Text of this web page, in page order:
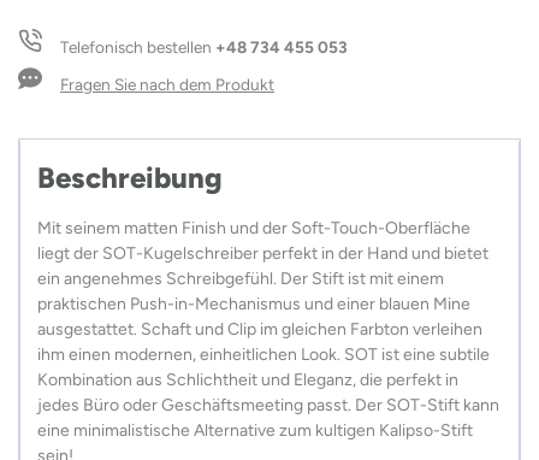
Telefonisch bestellen +48 734 455 053
Fragen Sie nach dem Produkt
Beschreibung
Mit seinem matten Finish und der Soft-Touch-Oberfläche
liegt der SOT-Kugelschreiber perfekt in der Hand und bietet
ein angenehmes Schreibgefühl. Der Stift ist mit einem
praktischen Push-in-Mechanismus und einer blauen Mine
ausgestattet. Schaft und Clip im gleichen Farbton verleihen
ihm einen modernen, einheitlichen Look. SOT ist eine subtile
Kombination aus Schlichtheit und Eleganz, die perfekt in
jedes Büro oder Geschäftsmeeting passt. Der SOT-Stift kann
eine minimalistische Alternative zum kultigen Kalipso-Stift